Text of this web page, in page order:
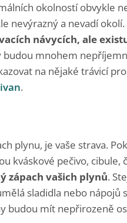
okolností obvykle
nevýrazný a nevadí
návycích, ale
mnohem
na nějaké trávicí
.
plynu, je vaše strava.
kváskové pečivo, cibule,
zápach vašich plynů.
sladidla nebo nápojů
budou mít nepřirozeně